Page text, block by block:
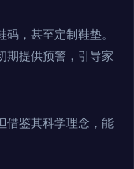
，甚至定制鞋垫。
期提供预警，引导家
借鉴其科学理念，能